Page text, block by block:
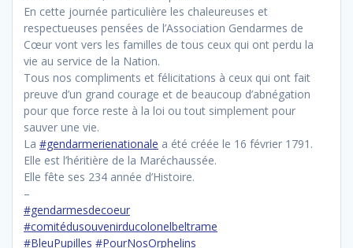
En cette journée particulière les chaleureuses et
respectueuses pensées de l’Association Gendarmes de
Cœur vont vers les familles de tous ceux qui ont perdu la
vie au service de la Nation.
Tous nos compliments et félicitations à ceux qui ont fait
preuve d’un grand courage et de beaucoup d’abnégation
pour que force reste à la loi ou tout simplement pour
sauver une vie.
La #gendarmerienationale a été créée le 16 février 1791.
Elle est l’héritière de la Maréchaussée.
Elle fête ses 234 année d’Histoire.
–
#gendarmesdecoeur
#comitédusouvenirducolonelbeltrame
#BleuPupilles #PourNosOrphelins